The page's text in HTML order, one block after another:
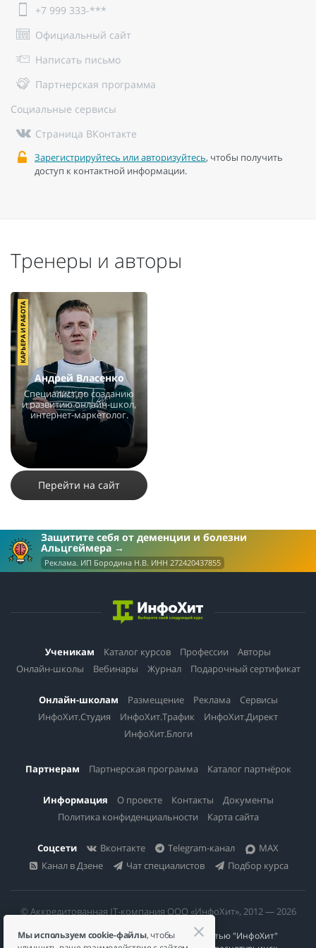
+7 999 333-***
Официальный сайт
Написать письмо
Партнерская программа
Социальные сервисы
Страница ВКонтакте
Зарегистрируйтесь или авторизуйтесь, чтобы получить
доступ к контактной информации.
Тренеры и авторы
Андрей Власенко
Специалист по созданию
и развитию онлайн-школ,
интернет-маркетолог.
КАРЬЕРА И РАБОТА
Перейти на сайт
Защитите себя от деменции и болезни
Альцгеймера
Реклама. ИП Бородина Н.В. ИНН 272420437855
Ученикам Каталог курсов Профессии
Авторы
Онлайн-школы
Вебинары Журнал Подарочный сертификат
Онлайн-школам Размещение Реклама
Сервисы
ИнфоХит.Студия
ИнфоХит.Трафик
ИнфоХит.Директ
ИнфоХит.Блоги
Партнерам Партнерская программа Каталог партнёрок
Информация О проекте Контакты
Документы
Политика конфиденциальности
Карта сайта
Соцсети Вконтакте Telegram-канал
MAX
Канал в Дзене
Чат специалистов Подбор курса
© Аккредитованная IT-компания ООО «ИнфоХит», 2012 — 2026
Общество с ограниченной ответственностью "ИнфоХит"
Мы используем cookie-файлы, чтобы